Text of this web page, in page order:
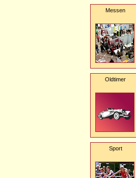
Messen
Oldtimer
Sport